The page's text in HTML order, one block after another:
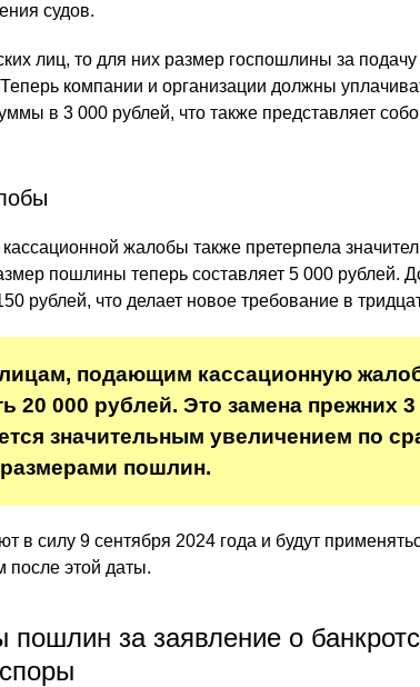
судов.
лиц, то для них размер госпошлины за
компании и организации должны
в 3 000 рублей, что также представляет
жалобы также претерпела
пошлины теперь составляет 5 000 рублей.
рублей, что делает новое требование в
подающим кассационную
20 000 рублей. Это замена прежних
значительным увеличением по
пошлин.
в силу 9 сентября 2024 года и будут
этой даты.
за заявление о